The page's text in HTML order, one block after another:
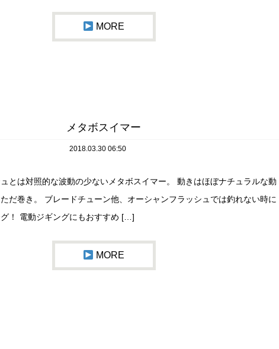
MORE
メタボスイマー
2018.03.30 06:50
とは対照的な波動の少ないメタボスイマー。 動きはほぼナチュラルな動
だ巻き。 ブレードチューン他、オーシャンフラッシュでは釣れない時に
！ 電動ジギングにもおすすめ […]
MORE